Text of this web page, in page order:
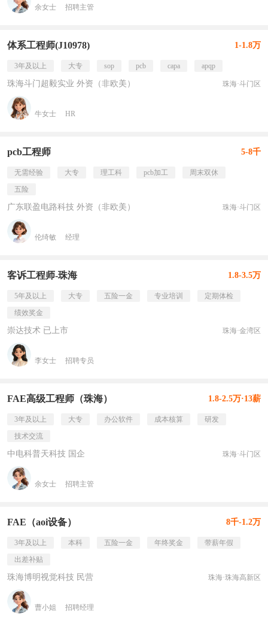
余女士 招聘主管
体系工程师(J10978) 1-1.8万
3年及以上 大专 sop pcb capa apqp
珠海斗门超毅实业 外资（非欧美） 珠海·斗门区
牛女士 HR
pcb工程师 5-8千
无需经验 大专 理工科 pcb加工
周末双休
五险
广东联盈电路科技 外资（非欧美） 珠海·斗门区
伦绮敏 经理
客诉工程师-珠海 1.8-3.5万
5年及以上 大专 五险一金 专业培训
定期体检
绩效奖金
崇达技术 已上市 珠海·金湾区
李女士 招聘专员
FAE高级工程师（珠海） 1.8-2.5万·13薪
3年及以上 大专 办公软件 成本核算
研发
技术交流
中电科普天科技 国企 珠海·斗门区
余女士 招聘主管
FAE（aoi设备） 8千-1.2万
3年及以上 本科 五险一金 年终奖金
带薪年假
出差补贴
珠海博明视觉科技 民营 珠海·珠海高新区
曹小姐 招聘经理